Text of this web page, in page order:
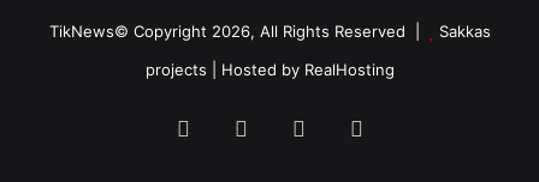
TikNews© Copyright 2026, All Rights Reserved |
Sakkas
projects | Hosted by RealHosting
Facebook YouTube